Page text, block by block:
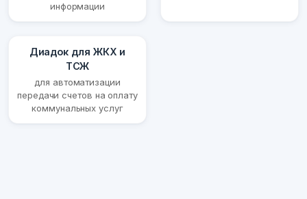
информации
Диадок для ЖКХ и
ТСЖ
для автоматизации
передачи счетов на оплату
коммунальных услуг